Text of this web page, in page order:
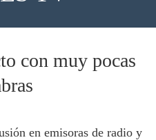
con muy pocas
en emisoras de radio y